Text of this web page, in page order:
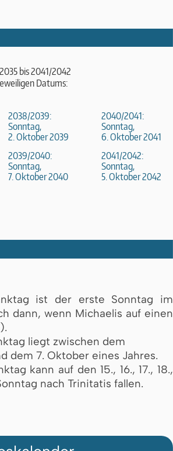
bis 2041/2042
Datums:
2038/2039:
Sonntag,
2. Oktober 2039
2039/2040:
Sonntag,
7. Oktober 2040
2040/2041:
Sonntag,
6. Oktober 2041
2041/2042:
Sonntag,
5. Oktober 2042
ist der erste Sonntag im
dann, wenn Michaelis auf einen
liegt zwischen dem
dem 7. Oktober eines Jahres.
kann auf den 15., 16., 17., 18.,
nach Trinitatis fallen.